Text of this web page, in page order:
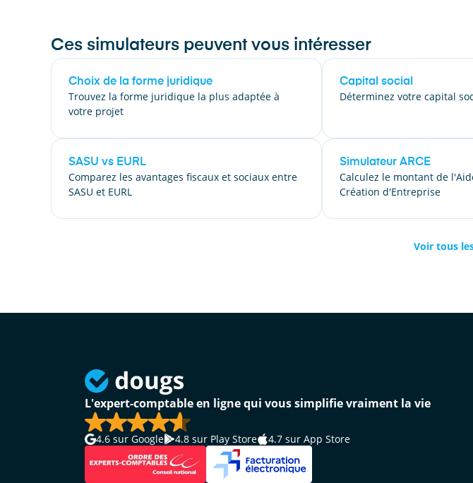
Ces simulateurs peuvent vous intéresser
Choix de la forme juridique
Trouvez la forme juridique la plus adaptée à
votre projet
Capital social
Déterminez votre capital
SASU vs EURL
Comparez les avantages fiscaux et sociaux entre
SASU et EURL
Simulateur ARCE
Calculez le montant de
Création d'Entreprise
Voir tous
L'expert-comptable en ligne qui vous simplifie vraiment la vie
4.6 sur Google 4.8 sur Play Store 4.7 sur App Store